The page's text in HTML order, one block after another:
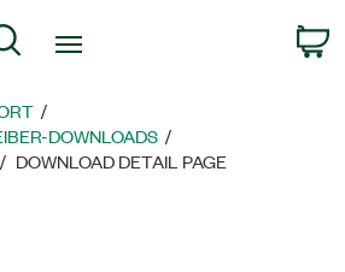
KontoSuche
DOWNLOADS
DOWNLOAD DETAIL PAGE